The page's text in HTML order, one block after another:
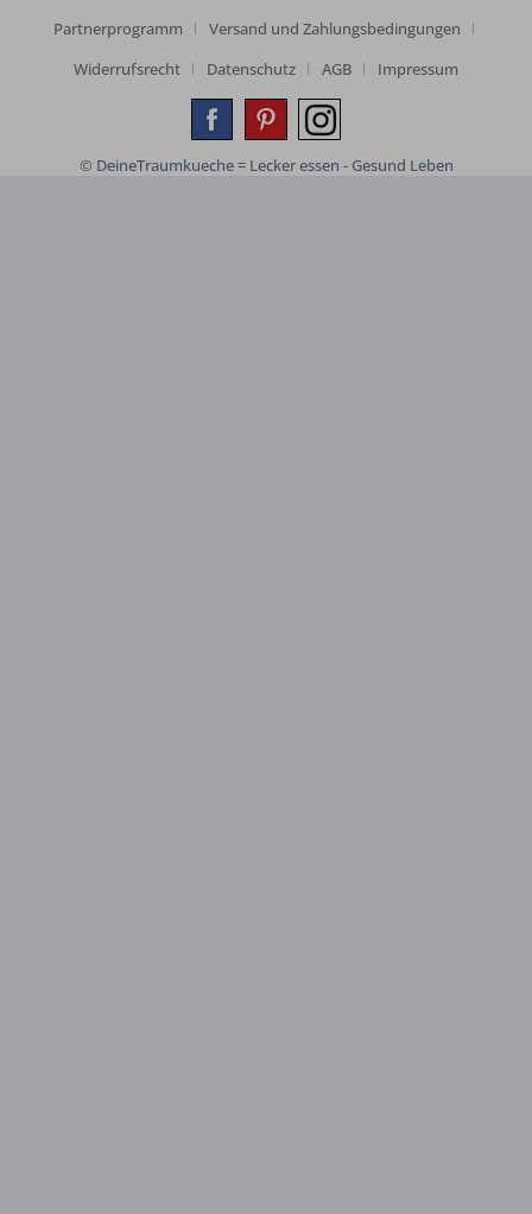
Partnerprogramm
Versand und Zahlungsbedingungen
Widerrufsrecht
Datenschutz AGB Impressum
© DeineTraumkueche = Lecker essen - Gesund Leben